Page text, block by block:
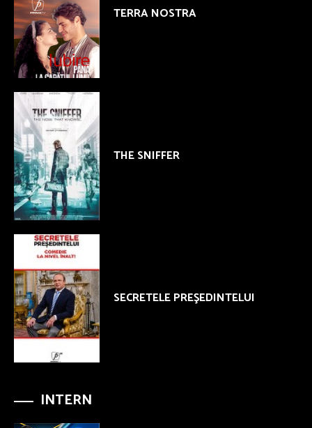
TERRA NOSTRA
THE SNIFFER
SECRETELE PREŞEDINTELUI
INTERN